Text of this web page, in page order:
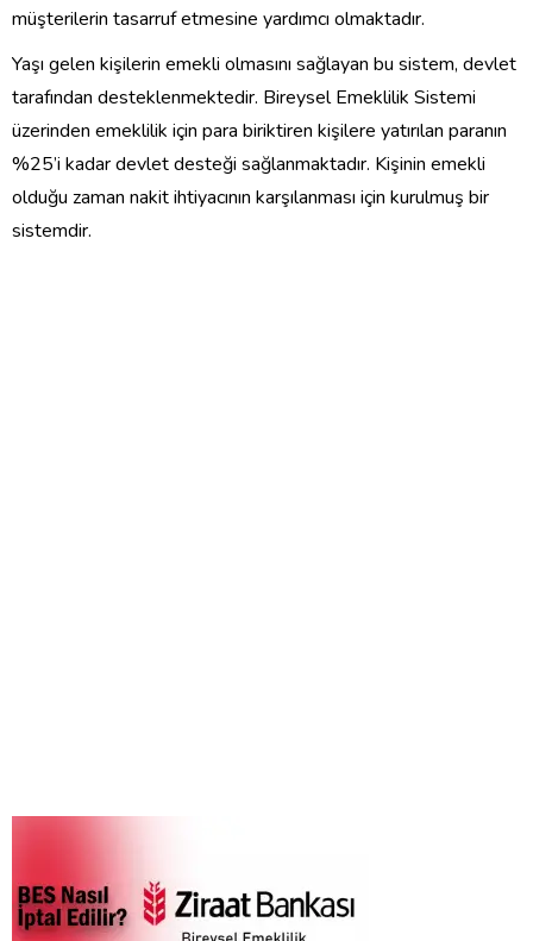
müşterilerin tasarruf etmesine yardımcı olmaktadır.
Yaşı gelen kişilerin emekli olmasını sağlayan bu sistem, devlet
tarafından desteklenmektedir. Bireysel Emeklilik Sistemi
üzerinden emeklilik için para biriktiren kişilere yatırılan paranın
%25’i kadar devlet desteği sağlanmaktadır. Kişinin emekli
olduğu zaman nakit ihtiyacının karşılanması için kurulmuş bir
sistemdir.